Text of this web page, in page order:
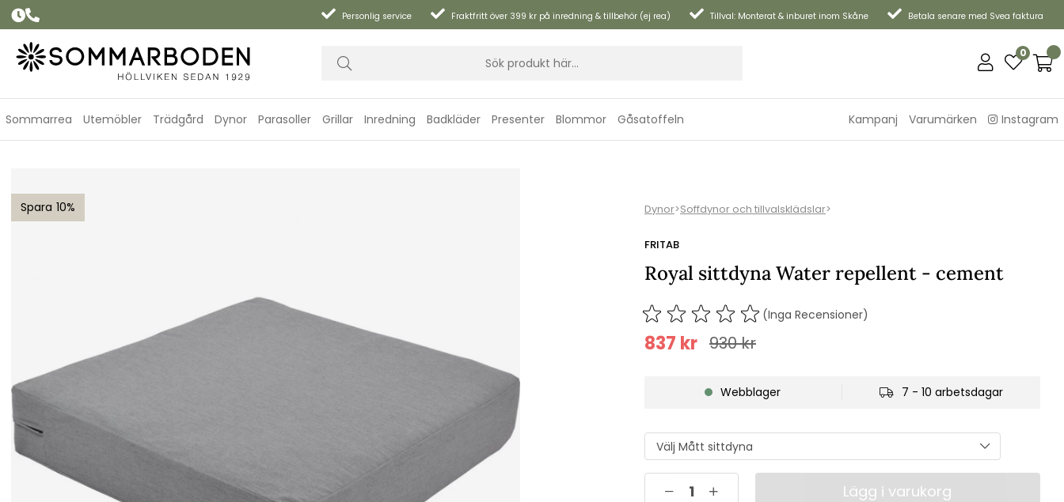
Personlig service Fraktfritt över 399 kr på inredning & tillbehör (ej rea) Tillval: Monterat & inburet inom Skåne Betala senare med Svea faktura
0
Sommarrea Utemöbler Trädgård Dynor Parasoller Grillar Inredning Badkläder Presenter Blommor Gåsatoffeln Kampanj Varumärken Instagram
10 Dynor>Soffdynor och tillvalsklädslar>
FRITAB
Royal sittdyna Water repellent - cement
(Inga Recensioner)
930kr
837 kr
Webblager 7 - 10 arbetsdagar
Lägg i varukorg